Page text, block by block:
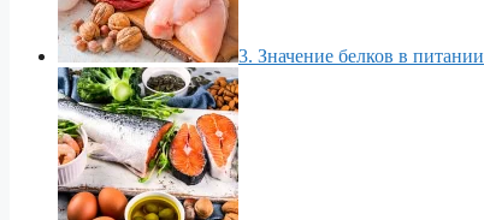
3. Значение белков в питании